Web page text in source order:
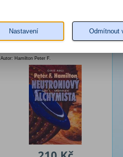
Neutroniový alchymista -
část 1. - sjednocení
Autor: Hamilton Peter F.
Nastavení Odmítnout